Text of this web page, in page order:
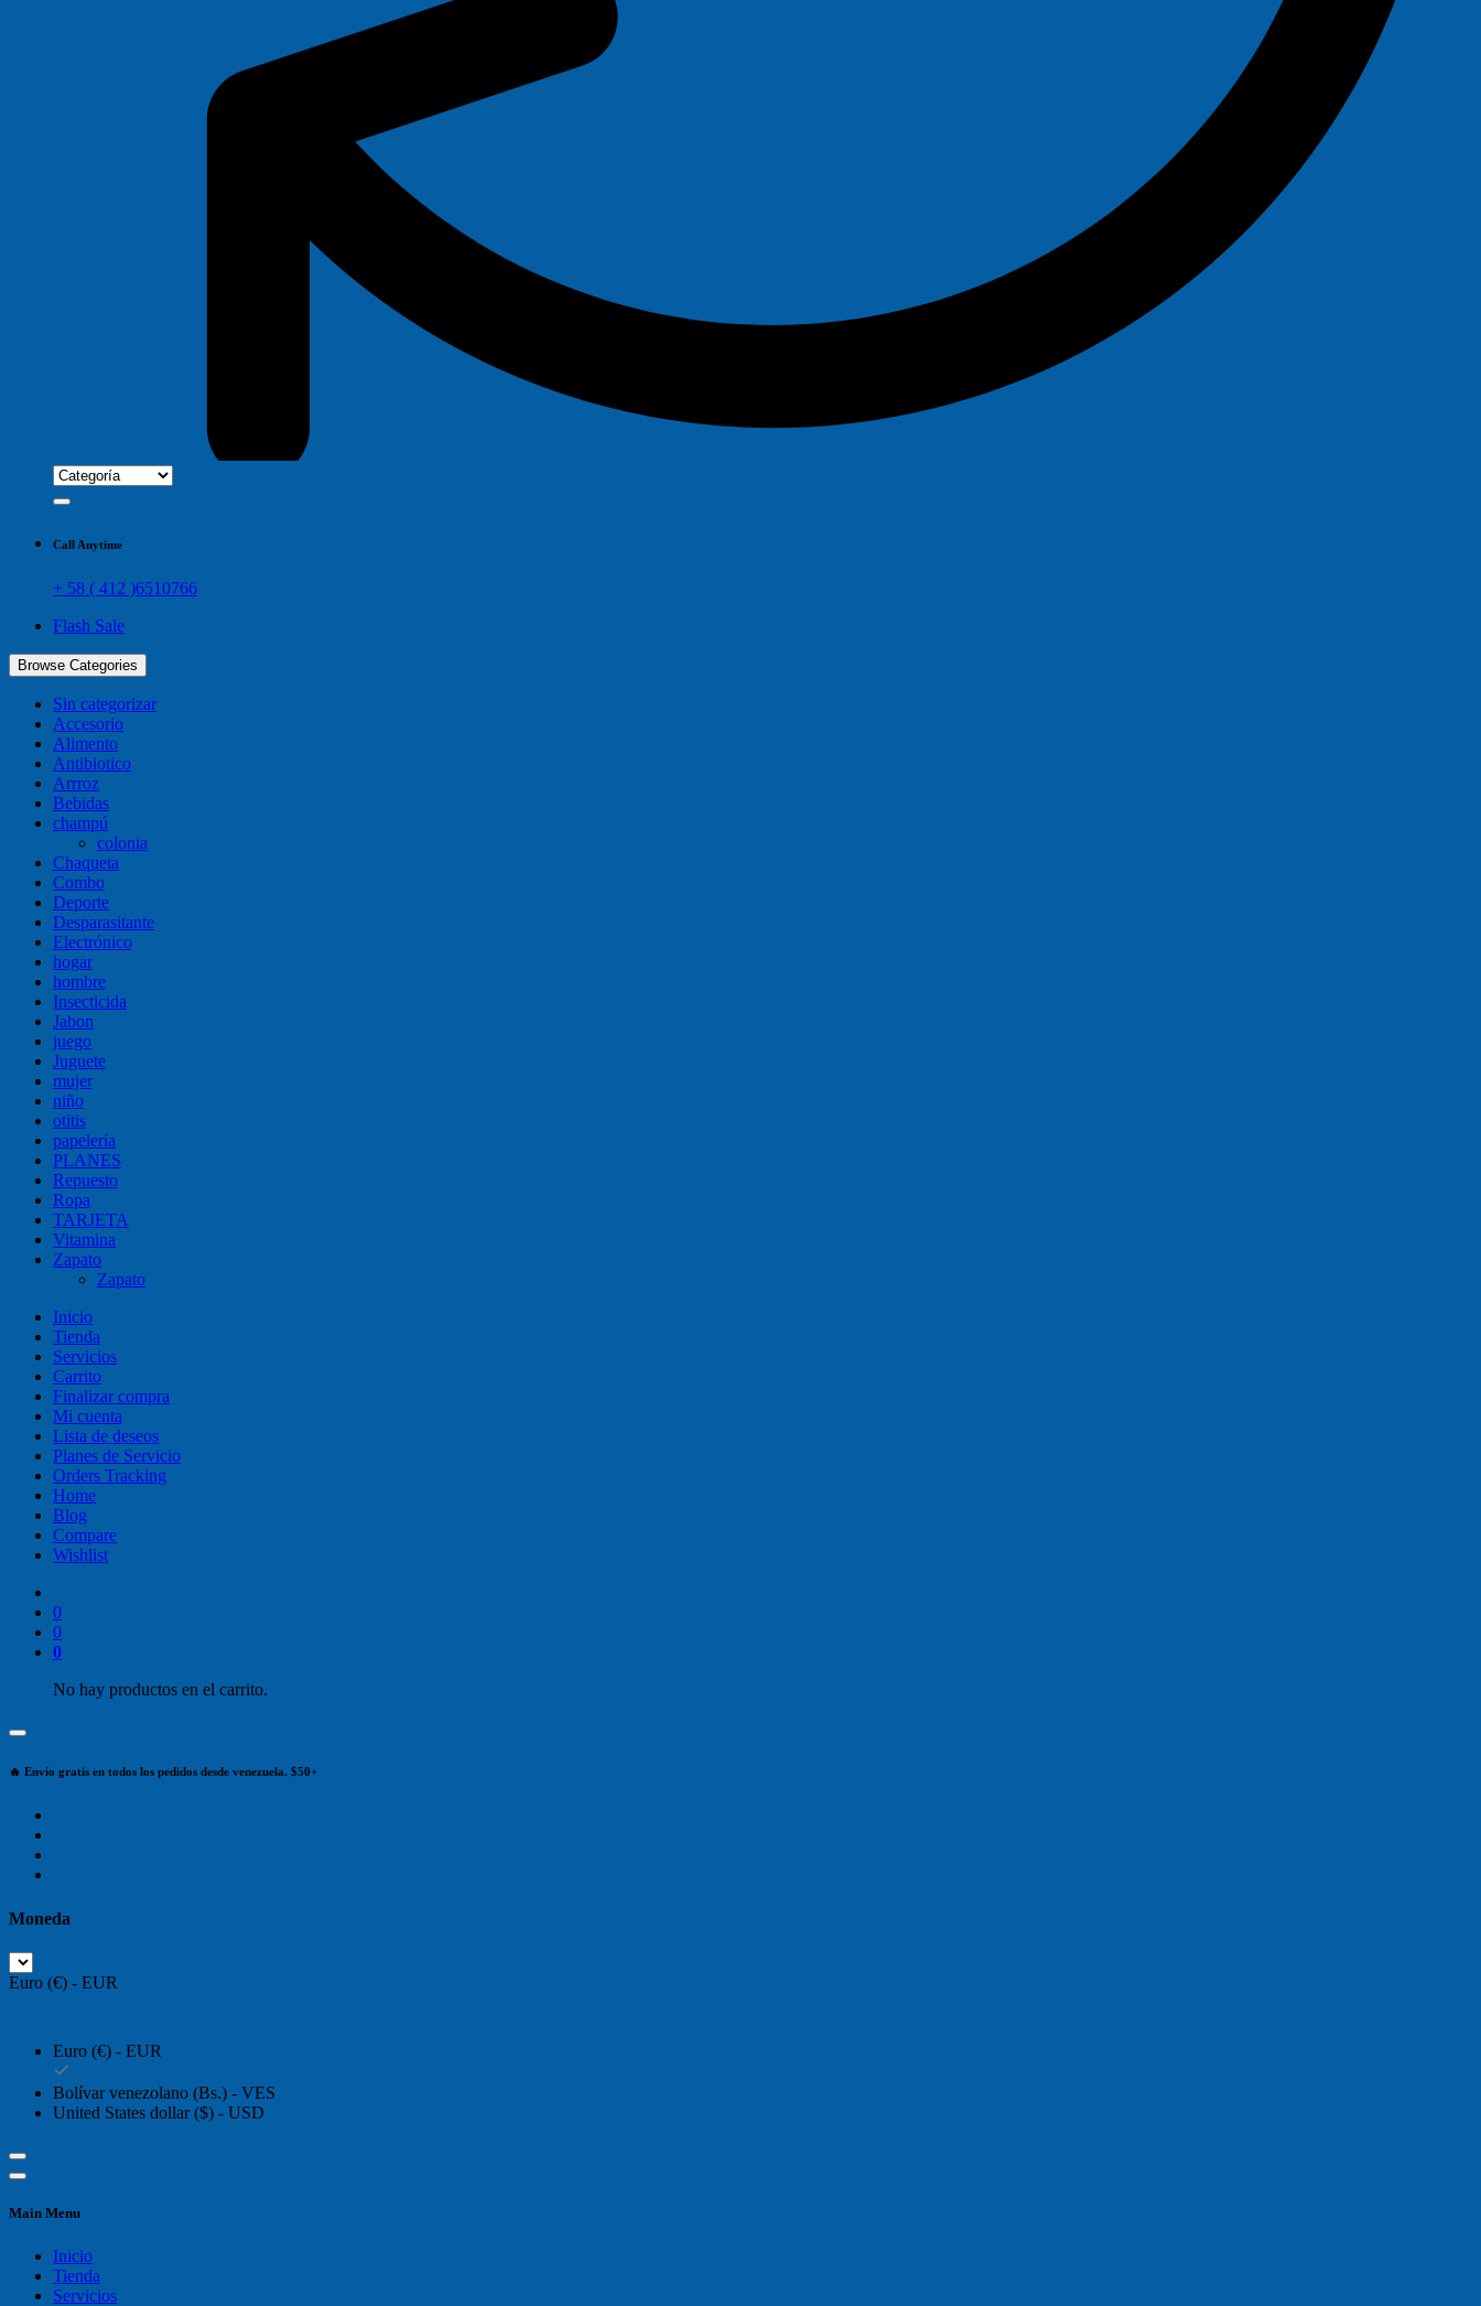
Call Anytime
+ 58 ( 412 )6510766
Flash Sale
Browse Categories
Sin categorizar
Accesorio
Alimento
Antibiotico
Arrroz
Bebidas
champú
colonia
Chaqueta
Combo
Deporte
Desparasitante
Electrónico
hogar
hombre
Insecticida
Jabon
juego
Juguete
mujer
niño
otitis
papelería
PLANES
Repuesto
Ropa
TARJETA
Vitamina
Zapato
Zapato
Inicio
Tienda
Servicios
Carrito
Finalizar compra
Mi cuenta
Lista de deseos
Planes de Servicio
Orders Tracking
Home
Blog
Compare
Wishlist
0
0
0
No hay productos en el carrito.
🔥 Envío gratis en todos los pedidos desde venezuela. $50+
Moneda
Euro (€) - EUR
Euro (€) - EUR
Bolívar venezolano (Bs.) - VES
United States dollar ($) - USD
Main Menu
Inicio
Tienda
Servicios